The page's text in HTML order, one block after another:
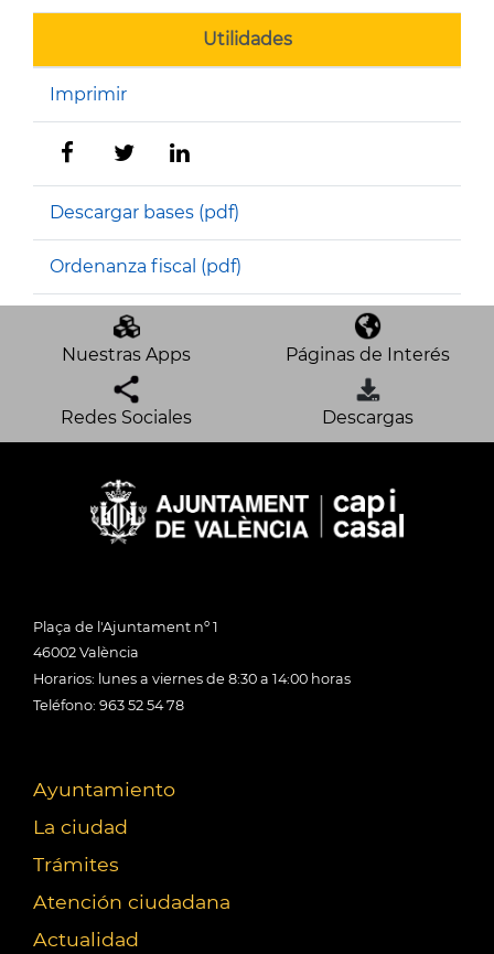
Utilidades
Imprimir
Descargar bases (pdf)
Ordenanza fiscal (pdf)
Nuestras Apps Páginas de Interés
Redes Sociales Descargas
Plaça de l'Ajuntament nº 1
46002 València
Horarios: lunes a viernes de 8:30 a 14:00 horas
Teléfono: 963 52 54 78
Ayuntamiento
La ciudad
Trámites
Atención ciudadana
Actualidad